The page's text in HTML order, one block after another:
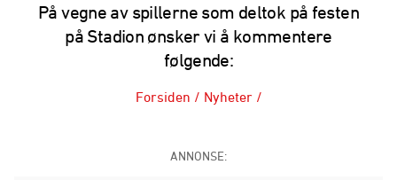
På vegne av spillerne som deltok på festen
på Stadion ønsker vi å kommentere
følgende:
Forsiden / Nyheter /
ANNONSE: